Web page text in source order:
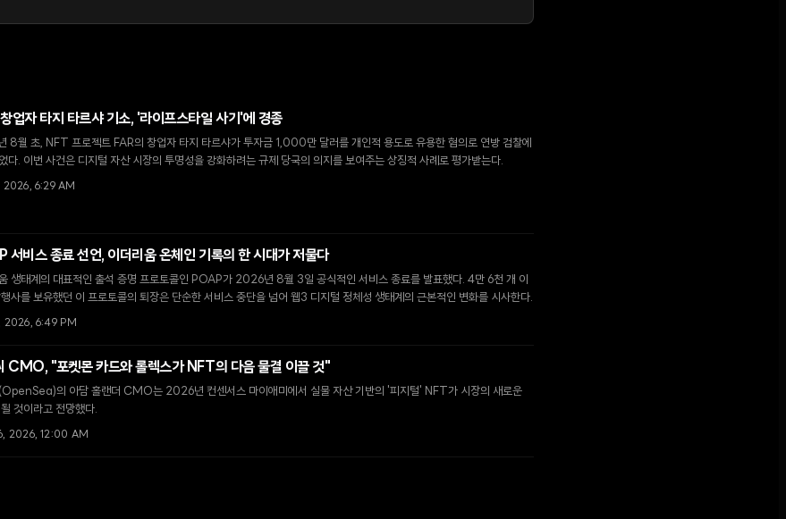
업자 타지 타르샤 기소, '라이프스타일 사기'에 경종
8월 초, NFT 프로젝트 FAR의 창업자 타지 타르샤가 투자금 1,000만 달러를 개인적 용도로 유용한 혐의로 연방 검찰에
다. 이번 사건은 디지털 자산 시장의 투명성을 강화하려는 규제 당국의 의지를 보여주는 상징적 사례로 평가받는다.
2026, 6:29 AM
서비스 종료 선언, 이더리움 온체인 기록의 한 시대가 저물다
생태계의 대표적인 출석 증명 프로토콜인 POAP가 2026년 8월 3일 공식적인 서비스 종료를 발표했다. 4만 6천 개 이
사를 보유했던 이 프로토콜의 퇴장은 단순한 서비스 중단을 넘어 웹3 디지털 정체성 생태계의 근본적인 변화를 시사한다.
2026, 6:49 PM
CMO, "포켓몬 카드와 롤렉스가 NFT의 다음 물결 이끌 것"
의 아담 홀랜더 CMO는 2026년 컨센서스 마이애미에서 실물 자산 기반의 '피지털' NFT가 시장의 새로운
것이라고 전망했다.
2026, 12:00 AM